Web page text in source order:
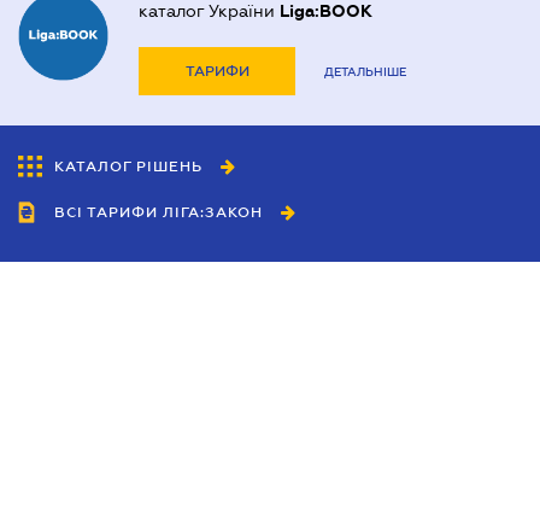
каталог України Liga:BOOK
ТАРИФИ ДЕТАЛЬНІШЕ
КАТАЛОГ РІШЕНЬ
ВСІ ТАРИФИ ЛІГА:ЗАКОН